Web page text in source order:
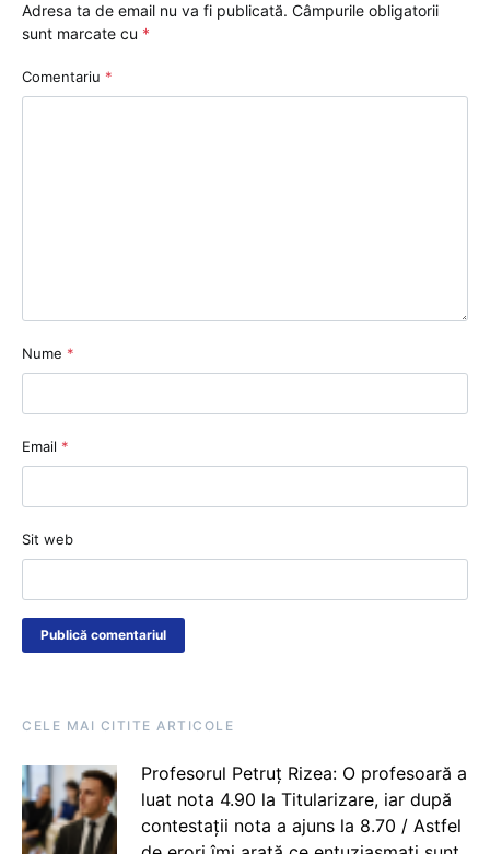
Adresa ta de email nu va fi publicată. Câmpurile obligatorii
sunt marcate cu *
Comentariu *
Nume *
Email *
Sit web
CELE MAI CITITE ARTICOLE
Profesorul Petruț Rizea: O profesoară a
luat nota 4.90 la Titularizare, iar după
contestații nota a ajuns la 8.70 / Astfel